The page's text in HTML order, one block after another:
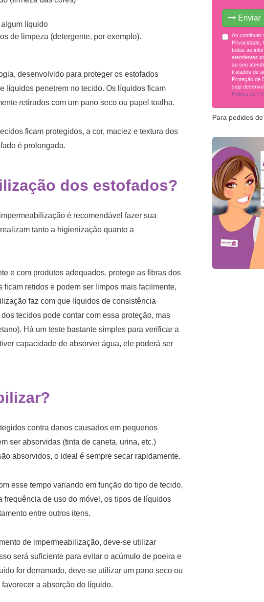
líquido
de limpeza (detergente, por exemplo).
desenvolvido para proteger os estofados
líquidos penetrem no tecido. Os líquidos ficam
retirados com um pano seco ou papel toalha.
ficam protegidos, a cor, maciez e textura dos
é prolongada.
dos estofados?
é recomendável fazer sua
tanto a higienização quanto a
e com produtos adequados, protege as fibras dos
retidos e podem ser limpos mais facilmente,
faz com que líquidos de consistência
tecidos pode contar com essa proteção, mas
Há um teste bastante simples para verificar a
capacidade de absorver água, ele poderá ser
contra danos causados em pequenos
ser absorvidas (tinta de caneta, urina, etc.)
absorvidos, o ideal é sempre secar rapidamente.
esse tempo variando em função do tipo de tecido,
de uso do móvel, os tipos de líquidos
entre outros itens.
de impermeabilização, deve-se utilizar
será suficiente para evitar o acúmulo de poeira e
for derramado, deve-se utilizar um pano seco ou
a absorção do líquido.
Enviar
Ao continuar
Privacidade,
todas as
atendentes
ao seu
tratados de
Proteção de
seja
Politica de
Para pedidos de